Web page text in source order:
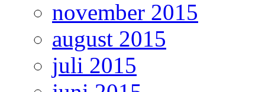
november 2015
august 2015
juli 2015